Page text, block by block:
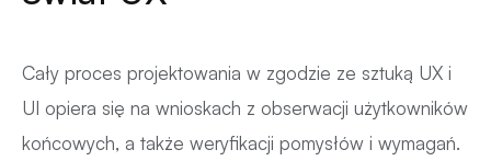
Cały proces projektowania w zgodzie ze sztuką UX i
UI opiera się na wnioskach z obserwacji użytkowników
końcowych, a także weryfikacji pomysłów i wymagań.